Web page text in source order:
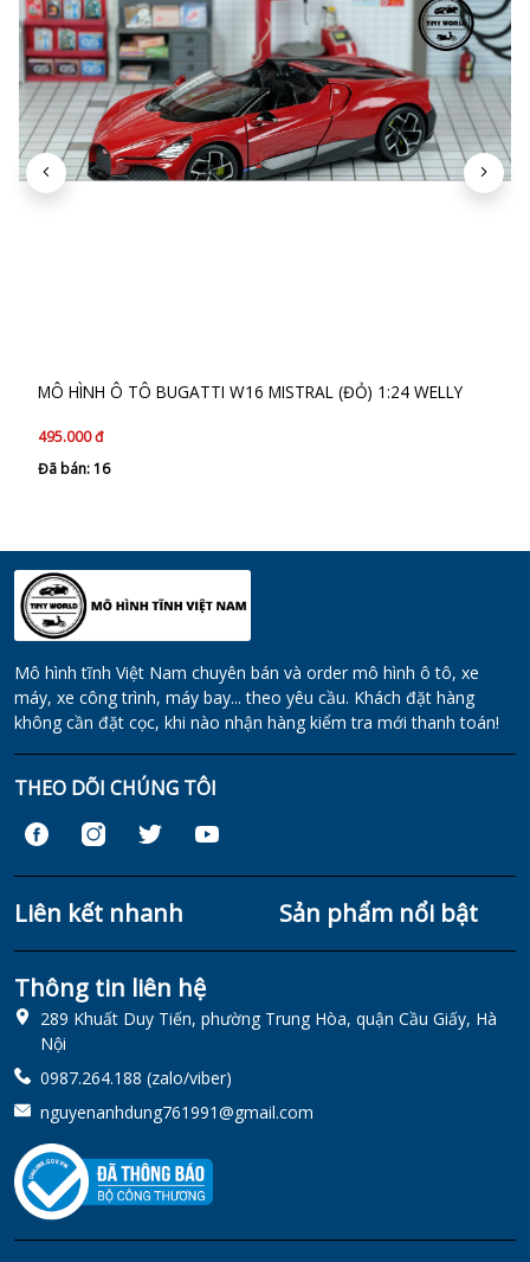
MÔ HÌNH Ô TÔ LAMBORGHINI MURCIELAGO HYPER SPEC
645.000 đ
Đã bán: 16
Mô hình tĩnh Việt Nam chuyên bán và order mô hình ô tô, xe
máy, xe công trình, máy bay... theo yêu cầu. Khách đặt hàng
không cần đặt cọc, khi nào nhận hàng kiểm tra mới thanh toán!
THEO DÕI CHÚNG TÔI
Liên kết nhanh Sản phẩm nổi bật
Thông tin liên hệ
289 Khuất Duy Tiến, phường Trung Hòa, quận Cầu Giấy, Hà
Nội
0987.264.188 (zalo/viber)
nguyenanhdung761991@gmail.com